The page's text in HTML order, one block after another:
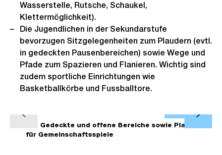
Wasserstelle, Rutsche, Schaukel,
Klettermöglichkeit).
Die Jugendlichen in der Sekundarstufe
bevorzugen Sitzgelegenheiten zum Plaudern (evtl.
in gedeckten Pausenbereichen) sowie Wege und
Pfade zum Spazieren und Flanieren. Wichtig sind
zudem sportliche Einrichtungen wie
Basketballkörbe und Fussballtore.
o
f
Gedeckte und offene Bereiche sowie Platz
für Gemeinschaftsspiele